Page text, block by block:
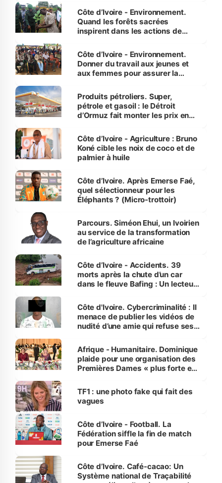
Côte d’Ivoire - Environnement.
Quand les forêts sacrées
inspirent dans les actions de
Côte d’Ivoire - Environnement.
Donner du travail aux jeunes et
aux femmes pour assurer la
menacées
Produits pétroliers. Super,
pétrole et gasoil : le Détroit
d’Ormuz fait monter les prix en
Côte d’Ivoire - Agriculture : Bruno
Koné cible les noix de coco et de
palmier à huile
Côte d’Ivoire. Après Emerse Faé,
quel sélectionneur pour les
Éléphants ? (Micro-trottoir)
Parcours. Siméon Ehui, un Ivoirien
au service de la transformation
de l’agriculture africaine
Côte d’Ivoire - Accidents. 39
morts après la chute d’un car
dans le fleuve Bafing : Un lecteur
des Transports
Côte d'Ivoire. Cybercriminalité : Il
menace de publier les vidéos de
nudité d’une amie qui refuse ses
Afrique - Humanitaire. Dominique
plaide pour une organisation des
Premières Dames « plus forte et
sur la scène internationale »
TF1 : une photo fake qui fait des
vagues
Côte d’Ivoire - Football. La
Fédération siffle la fin de match
pour Emerse Faé
Côte d’Ivoire. Café-cacao: Un
Système national de Traçabilité